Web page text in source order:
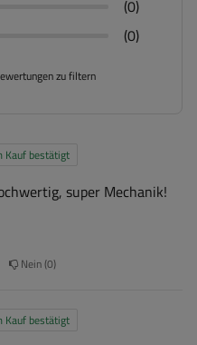
(0)
(0)
zu filtern
Kauf bestätigt
super Mechanik!
Nein 0
Kauf bestätigt